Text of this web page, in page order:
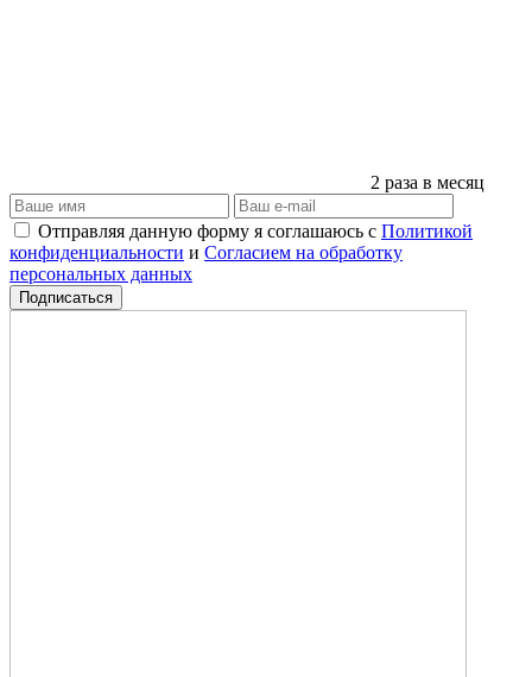
2 раза в месяц
Отправляя данную форму я соглашаюсь с Политикой
конфиденциальности и Согласием на обработку
персональных данных
Подписаться